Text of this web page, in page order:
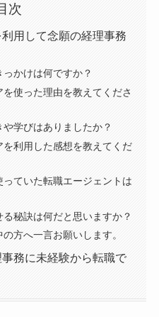
次
用して念願の経理事務
かけは何ですか？
使った理由を教えてくださ
学びはありましたか？
を利用した感想を教えてくだ
っていた転職エージェントは
秘訣は何だと思いますか？
方へ一言お願いします。
事務に未経験から転職で